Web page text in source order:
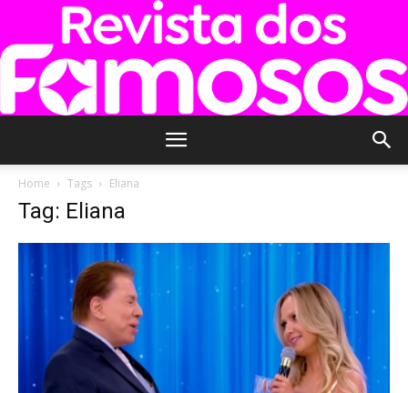
Home Tags Eliana
Tag: Eliana